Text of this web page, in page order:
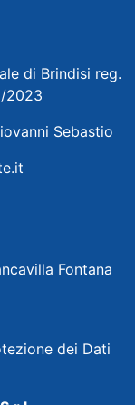
di Brindisi reg.
2023
Sebastio
Fontana
dei Dati